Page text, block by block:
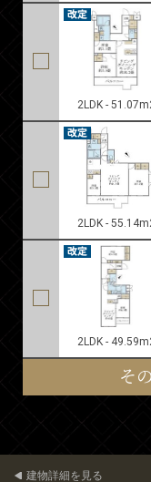
2LDK -
2LDK -
2LDK -
そ
建物詳細を見る